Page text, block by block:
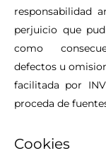
responsabilidad
perjuicio que
como
defectos u
facilitada por
proceda de
Cookies